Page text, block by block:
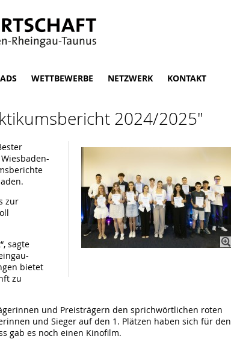
WETTBEWERBE NETZWERK KONTAKT
2024/2025"
zur
sagte
bietet
zu
und Preisträgern den sprichwörtlichen roten
und Sieger auf den 1. Plätzen haben sich für den
gab es noch einen Kinofilm.